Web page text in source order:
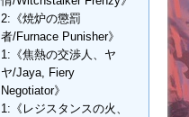
2:《焼炉の懲罰
者/Furnace Punisher》
1:《焦熱の交渉人、ヤ
ヤ/Jaya, Fiery
Negotiator》
1:《レジスタンスの火、